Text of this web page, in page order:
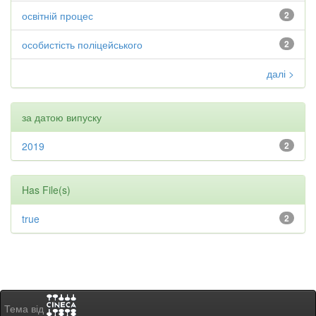
2
освітній процес
2
особистість поліцейського
далі >
за датою випуску
2
2019
Has File(s)
2
true
Тема від